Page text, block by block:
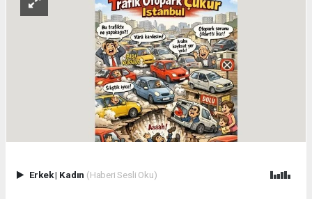
Erkek| Kadın (Haberi Sesli Oku)